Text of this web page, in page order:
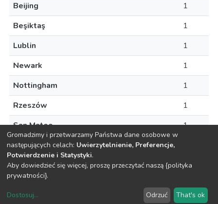
Beijing
1
Beşiktaş
1
Lublin
1
Newark
1
Nottingham
1
Rzeszów
1
San Mateo
1
DSpace software
Repozytorium
dostępności
plików
Gromadzimy i przetwarzamy Państwa dane osobowe w
następujących celach: Uwierzytelnienie, Preferencje,
Potwierdzenie i Statystyki.
Aby dowiedzieć się więcej, proszę przeczytać naszą {polityka
prywatności}.
Dostosuj... Odrzuć That's ok